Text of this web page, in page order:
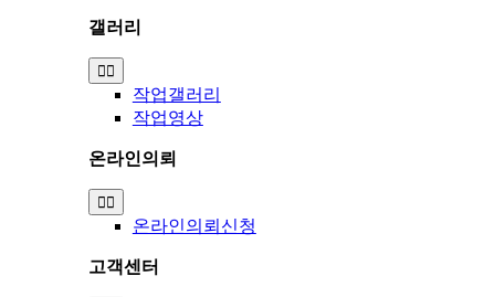
갤러리
Toggle
Navigation
작업갤러리
작업영상
온라인의뢰
Toggle
Navigation
온라인의뢰신청
고객센터